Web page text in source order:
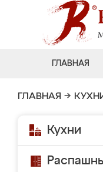
ГЛАВНАЯ
ГЛАВНАЯ →
Кухни